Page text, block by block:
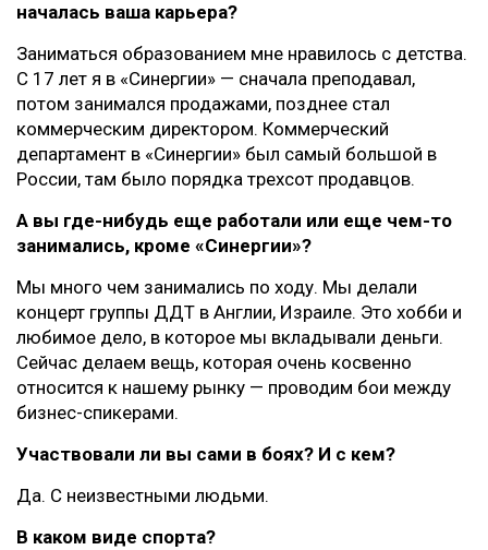
началась ваша карьера?
Заниматься образованием мне нравилось с детства.
С 17 лет я в «Синергии» — сначала преподавал,
потом занимался продажами, позднее стал
коммерческим директором. Коммерческий
департамент в «Синергии» был самый большой в
России, там было порядка трехсот продавцов.
А вы где-нибудь еще работали или еще чем-то
занимались, кроме «Синергии»?
Мы много чем занимались по ходу. Мы делали
концерт группы ДДТ в Англии, Израиле. Это хобби и
любимое дело, в которое мы вкладывали деньги.
Сейчас делаем вещь, которая очень косвенно
относится к нашему рынку — проводим бои между
бизнес-спикерами.
Участвовали ли вы сами в боях? И с кем?
Да. С неизвестными людьми.
В каком виде спорта?